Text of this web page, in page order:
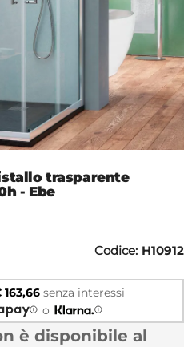
trasparente
- Ebe
Codice: H10912
163,66senza interessi
o
è disponibile al